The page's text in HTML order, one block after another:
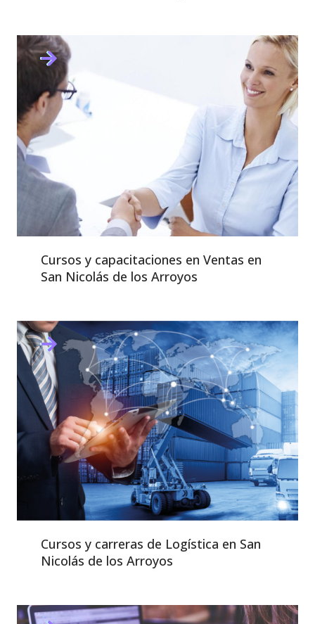
Cursos y capacitaciones en Ventas en
San Nicolás de los Arroyos
Cursos y carreras de Logística en San
Nicolás de los Arroyos